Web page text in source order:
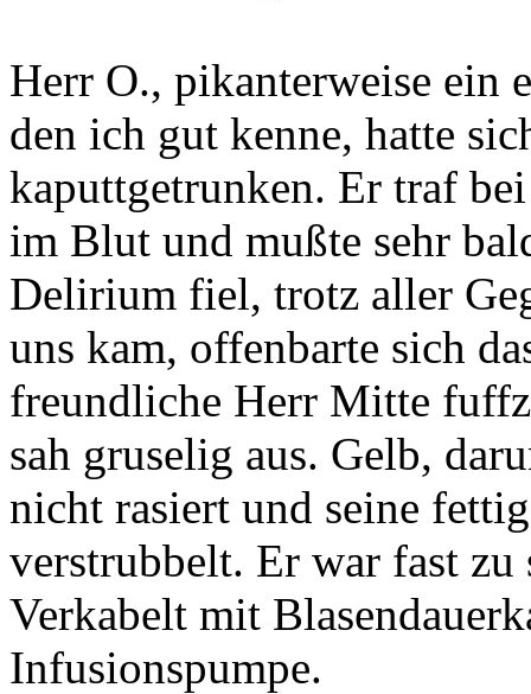
Herr O., pikanterweise ein
den ich gut kenne, hatte
kaputtgetrunken. Er traf
im Blut und mußte sehr
Delirium fiel, trotz aller
uns kam, offenbarte sich
freundliche Herr Mitte
sah gruselig aus. Gelb,
nicht rasiert und seine
verstrubbelt. Er war fast zu
Verkabelt mit
Infusionspumpe.